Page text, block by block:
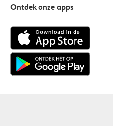
Ontdek onze apps